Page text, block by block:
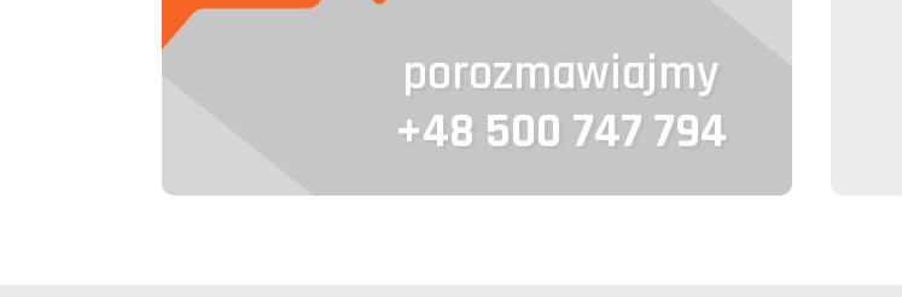
porozmawiajmy
+48 500 747 794